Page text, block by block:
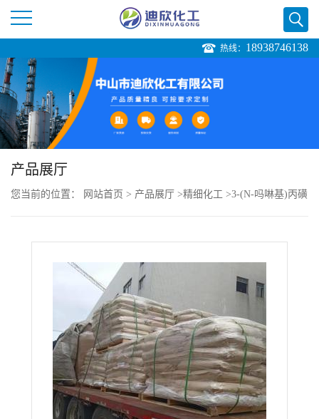
司
首
页
公
热线： 18938746138
产品展厅
您当前的位置： 网站首页 > 产品展厅 >精细化工 >3-(N-吗啉基)丙磺